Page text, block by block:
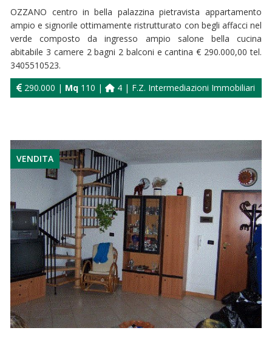
OZZANO centro in bella palazzina pietravista appartamento
ampio e signorile ottimamente ristrutturato con begli affacci nel
verde composto da ingresso ampio salone bella cucina
abitabile 3 camere 2 bagni 2 balconi e cantina € 290.000,00 tel.
3405510523.
290.000 | Mq 110 | 4 | F.Z. Intermediazioni Immobiliari
VENDITA